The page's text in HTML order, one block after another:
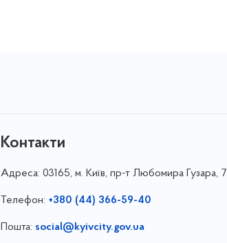
Контакти
Адреса: 03165, м. Київ, пр-т Любомира Гузара, 7
Телефон: +380 (44) 366-59-40
Пошта: social@kyivcity.gov.ua